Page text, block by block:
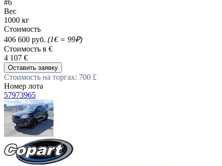
#6
Вес
1000 кг
Стоимость
406 600 руб. (1€ = 99₽)
Стоимость в €
4 107 €
Оставить заявку
Стоимость на торгах: 700 £
Номер лота
57973965